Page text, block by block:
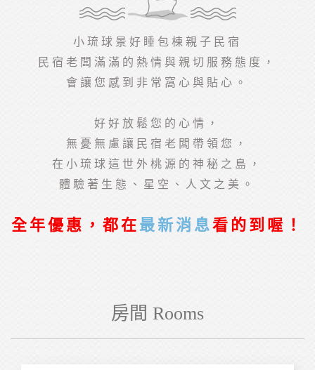
小琉球景好睡包棟親子民宿
民宿老闆滿滿的熱情與親切服務態度，
會讓您感到非常窩心與貼心。
好好放鬆您的心情，
無憂無慮讓民宿老闆帶領您，
在小琉球這世外桃源的神秘之島，
體驗著生態、星空、人文之美。
全年優惠，都在 最新消息看的到喔！
房間 Rooms